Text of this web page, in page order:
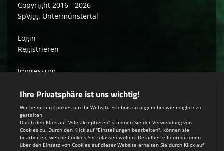
Copyright 2016 - 2026
SpVgg. Untermünstertal
Login
Registrieren
Impressum
Teamsports 2
Dein Sportverein online